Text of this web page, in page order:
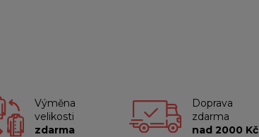
Výměna
velikosti
zdarma
Doprava
zdarma
nad 2000 Kč